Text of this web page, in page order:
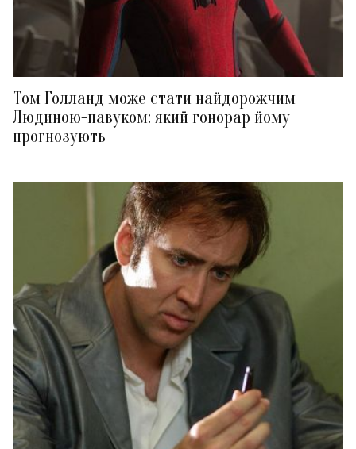
Том Голланд може стати найдорожчим
Людиною-павуком: який гонорар йому
прогнозують